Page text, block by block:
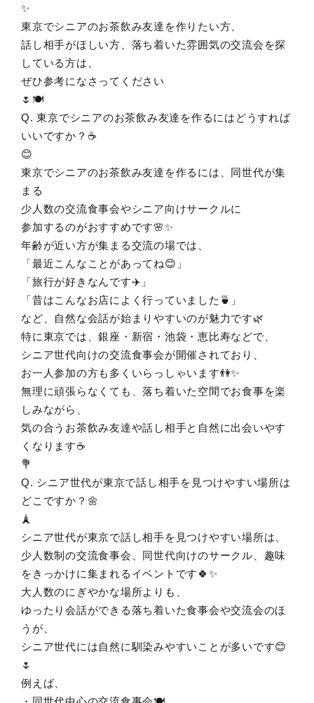
✨
東京でシニアのお茶飲み友達を作りたい方、
話し相手がほしい方、落ち着いた雰囲気の交流会を探
している方は、
ぜひ参考になさってください
🌷🍽️
Q. 東京でシニアのお茶飲み友達を作るにはどうすれば
いいですか？☕
😊
東京でシニアのお茶飲み友達を作るには、同世代が集
まる
少人数の交流食事会やシニア向けサークルに
参加するのがおすすめです🌸✨
年齢が近い方が集まる交流の場では、
「最近こんなことがあってね😊」
「旅行が好きなんです✈️」
「昔はこんなお店によく行っていました🍵」
など、自然な会話が始まりやすいのが魅力です🌿
特に東京では、銀座・新宿・池袋・恵比寿などで、
シニア世代向けの交流食事会が開催されており、
お一人参加の方も多くいらっしゃいます👫✨
無理に頑張らなくても、落ち着いた空間でお食事を楽
しみながら、
気の合うお茶飲み友達や話し相手と自然に出会いやす
くなります☕
💐
Q. シニア世代が東京で話し相手を見つけやすい場所は
どこですか？🌼
🗼
シニア世代が東京で話し相手を見つけやすい場所は、
少人数制の交流食事会、同世代向けのサークル、趣味
をきっかけに集まれるイベントです🍀✨
大人数のにぎやかな場所よりも、
ゆったり会話ができる落ち着いた食事会や交流会のほ
うが、
シニア世代には自然に馴染みやすいことが多いです😊
🌷
例えば、